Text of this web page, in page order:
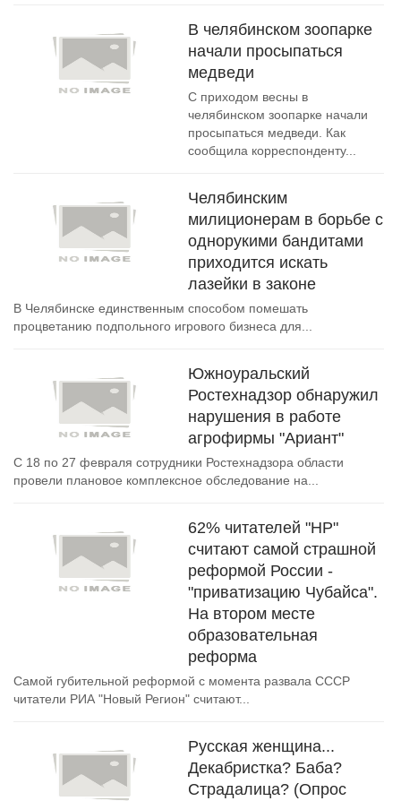
В челябинском зоопарке
начали просыпаться
медведи
С приходом весны в
челябинском зоопарке начали
просыпаться медведи. Как
сообщила корреспонденту...
Челябинским
милиционерам в борьбе с
однорукими бандитами
приходится искать
лазейки в законе
В Челябинске единственным способом помешать
процветанию подпольного игрового бизнеса для...
Южноуральский
Ростехнадзор обнаружил
нарушения в работе
агрофирмы "Ариант"
С 18 по 27 февраля сотрудники Ростехнадзора области
провели плановое комплексное обследование на...
62% читателей "НР"
считают самой страшной
реформой России -
"приватизацию Чубайса".
На втором месте
образовательная
реформа
Самой губительной реформой с момента развала СССР
читатели РИА "Новый Регион" считают...
Русская женщина...
Декабристка? Баба?
Страдалица? (Опрос